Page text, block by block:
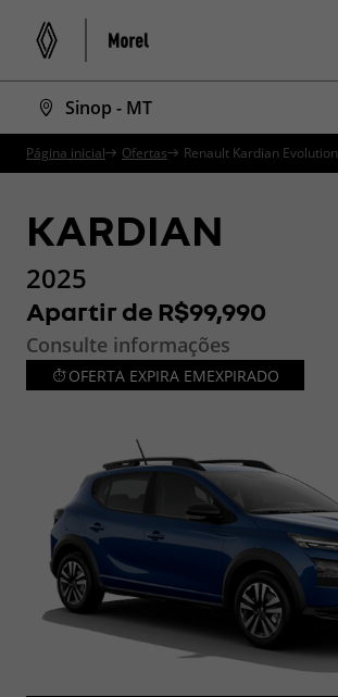
Sinop - MT
Página inicial Ofertas Renault Kardian Evolution
KARDIAN
2025
Apartir de R$99,990
Consulte informações
OFERTA EXPIRA EMEXPIRADO